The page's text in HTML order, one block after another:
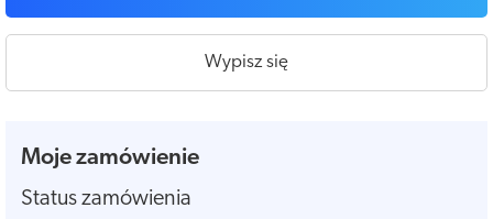
Wypisz się
Moje zamówienie
Status zamówienia